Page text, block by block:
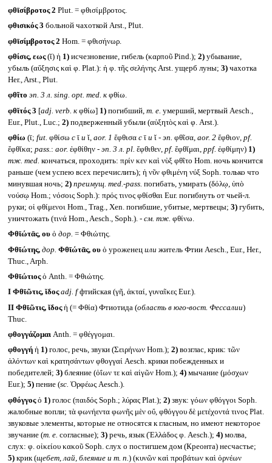
φθῑσίβροτος 2 Plut. = φθισίμβροτος.
φθισικός 3 больной чахоткой Arst., Plut.
φθῑσίμβροτος 2 Hom. = φθισήνωρ.
φθίσις, εως(ῐ) ἡ 1)исчезновение, гибель (καρποῦ Pind.); 2)убывание,
убыль (αὔξησις καὶ φ. Plat.): ἡ φ. τῆς σελήνης Arst. ущерб луны; 3)чахотка
Her., Arst., Plut.
φθῖτο эп. 3 л. sing. opt. med. кφθίω.
φθῐτός 3 [adj. verb. кφθίω] 1)погибший, т. е. умерший, мертвый Aesch.,
Eur., Plut., Luc.; 2)подверженный убыли (αὐξητὸς καὶ φ. Arst.).
φθίω (ῑ; fut. φθίσω сῑ и ῐ, aor. 1 ἔφθισα сῑ и ῐ - эп. φθῖσα, aor. 2ἔφθιον, pf.
ἔφθῐκα; pass.: aor. ἐφθίθην - эп. 3 л. pl. ἔφθιθεν, pf. ἔφθῐμαι, ppf. ἐφθίμην) 1)
тж. med. кончаться, проходить: πρίν κεν καὶ νὺξ φθῖτο Hom. ночь кончится
раньше (чем успею всех перечислить); ἡ νῦν φθιμένη νύξ Soph. только что
минувшая ночь; 2) преимущ. med.-pass. погибать, умирать (δόλῳ, ὑπὸ
νούσῳ Hom.; νόσοις Soph.): πρός τινος φθίσθαι Eur. погибнуть от чьей-л.
руки; οἱ φθίμενοι Hom., Trag., Xen. погибшие, убитые, мертвецы; 3)губить,
уничтожать (τινά Hom., Aesch., Soph.). - см. тж. φθίνω.
Φθῑώτᾱς, ουὁ дор. = Φθιώτης.
Φθῑώτης, дор. Φθῑώτᾱς, ουὁ уроженец или житель Фтии Aesch., Eur., Her.,
Thuc., Arph.
Φθῑώτιοςὁ Anth. = Φθιώτης.
I Φθῑῶτις, ῐδοςadj. fфтийская (γῆ, ἀκταί, γυναῖκες Eur.).
II Φθῑῶτις, ῐδοςἡ (= Φθία) Фтиотида (область в юго-вост. Фессалии)
Thuc.
φθογγάζομαιAnth. = φθέγγομαι.
φθογγή ἡ 1)голос, речь, звуки (Σειρήνων Hom.); 2)возглас, крик: τῶν
ἁλόντων καὶ κρατησάντων φθογγαί Aesch. крики побежденных и
победителей; 3)блеяние (ὀΐων τε καὶ αἰγῶν Hom.); 4)мычание (μόσχων
Eur.); 5)пение (sc. Ὀρφέως Aesch.).
φθόγγοςὁ 1)голос (παιδός Soph.; λύρας Plat.); 2)звук: γόων φθόγγοι Soph.
жалобные вопли; τὰ φωνήεντα φωνῆς μὲν οὔ, φθόγγου δὲ μετέχοντά τινος Plat.
звуковые элементы, которые не относятся к гласным, но имеют некоторое
звучание (т. е. согласные); 3)речь, язык (Ἑλλάδος φ. Aesch.); 4)молва,
слух: φ. οἰκείου κακοῦ Soph. слух о постигшем дом (Креонта) несчастье;
5)крик (щебет, лай, блеяние и т. п. ) (κυνῶν καὶ προβάτων καὶ ὀρνέων